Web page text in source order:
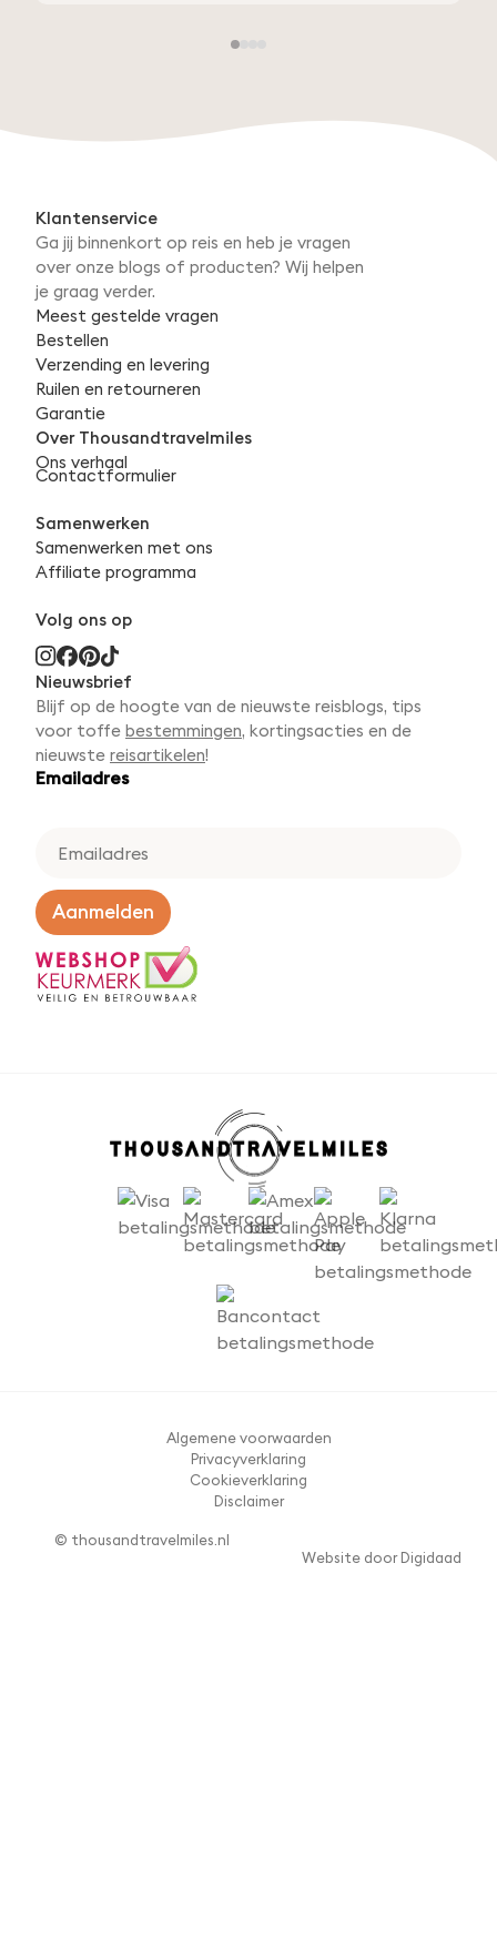
Klantenservice
Ga jij binnenkort op reis en heb je vragen
over onze blogs of producten? Wij helpen
je graag verder.
Meest gestelde vragen
Bestellen
Verzending en levering
Ruilen en retourneren
Garantie
Over Thousandtravelmiles
Ons verhaal
Contactformulier
Samenwerken
Samenwerken met ons
Affiliate programma
Volg ons op
Nieuwsbrief
Blijf op de hoogte van de nieuwste reisblogs, tips
voor toffe bestemmingen, kortingsacties en de
nieuwste reisartikelen!
Emailadres
i
l
d
r
e
Aanmelden
© thousandtravelmiles.nl
Algemene voorwaarden
Privacyverklaring
Cookieverklaring
Disclaimer
Website door Digidaad